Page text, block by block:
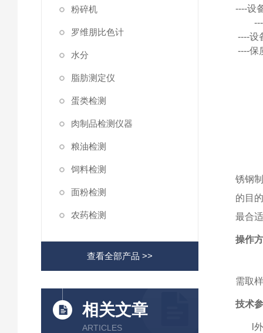
粉碎机
罗维朋比色计
水分
脂肪测定仪
蛋类检测
肉制品检测仪器
粮油检测
饲料检测
面粉检测
农药检测
查看全部产品 >>
相关文章
ARTICLES
----设
----设
----保
锈钢
的目
最合
操作
需取
技术
l